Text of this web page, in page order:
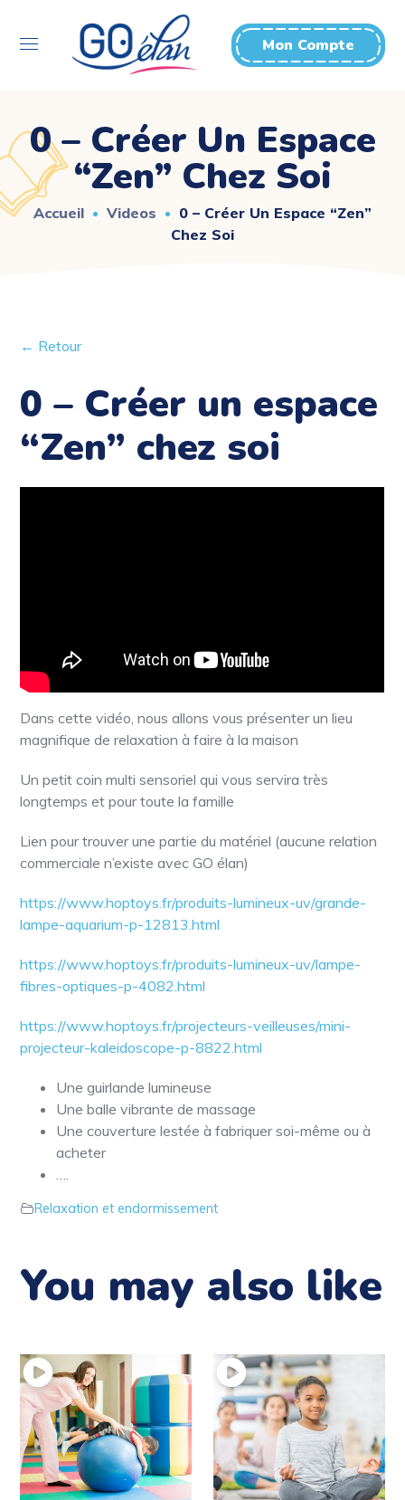
Mon Compte
0 – Créer Un Espace
“Zen” Chez Soi
Accueil Videos
0 – Créer Un Espace “Zen”
Chez Soi
← Retour
0 – Créer un espace
“Zen” chez soi
Dans cette vidéo, nous allons vous présenter un lieu
magnifique de relaxation à faire à la maison
Un petit coin multi sensoriel qui vous servira très
longtemps et pour toute la famille
Lien pour trouver une partie du matériel (aucune relation
commerciale n’existe avec GO élan)
https://www.hoptoys.fr/produits-lumineux-uv/grande-
lampe-aquarium-p-12813.html
https://www.hoptoys.fr/produits-lumineux-uv/lampe-
fibres-optiques-p-4082.html
https://www.hoptoys.fr/projecteurs-veilleuses/mini-
projecteur-kaleidoscope-p-8822.html
Une guirlande lumineuse
Une balle vibrante de massage
Une couverture lestée à fabriquer soi-même ou à
acheter
Relaxation et endormissement
You may also like
8′ – Relaxation de 6 à
8 ans : Exemple
8 – Relaxation de 6 à
8 ans